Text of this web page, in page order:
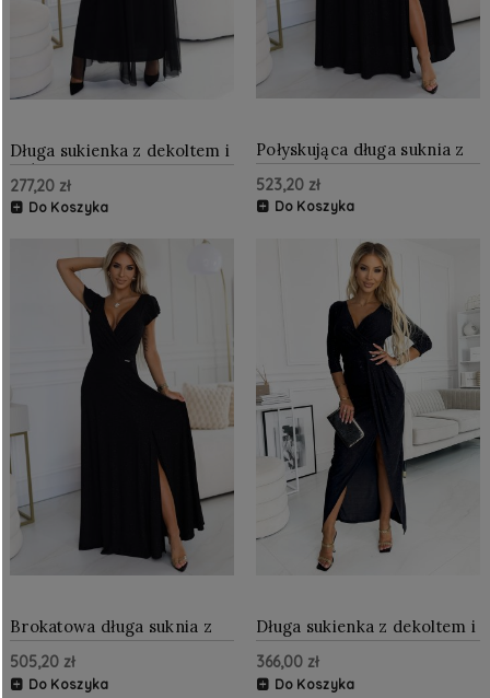
Długa sukienka z dekoltem i
krótkim rękawkiem Czarna
277,20 zł
Do Koszyka
Połyskująca długa suknia z
dekoltem Czarna
523,20 zł
Do Koszyka
Brokatowa długa suknia z
dekoltem Czarna
505,20 zł
Do Koszyka
Długa sukienka z dekoltem i
rozcięciem brokatowa
Czarna
366,00 zł
Do Koszyka